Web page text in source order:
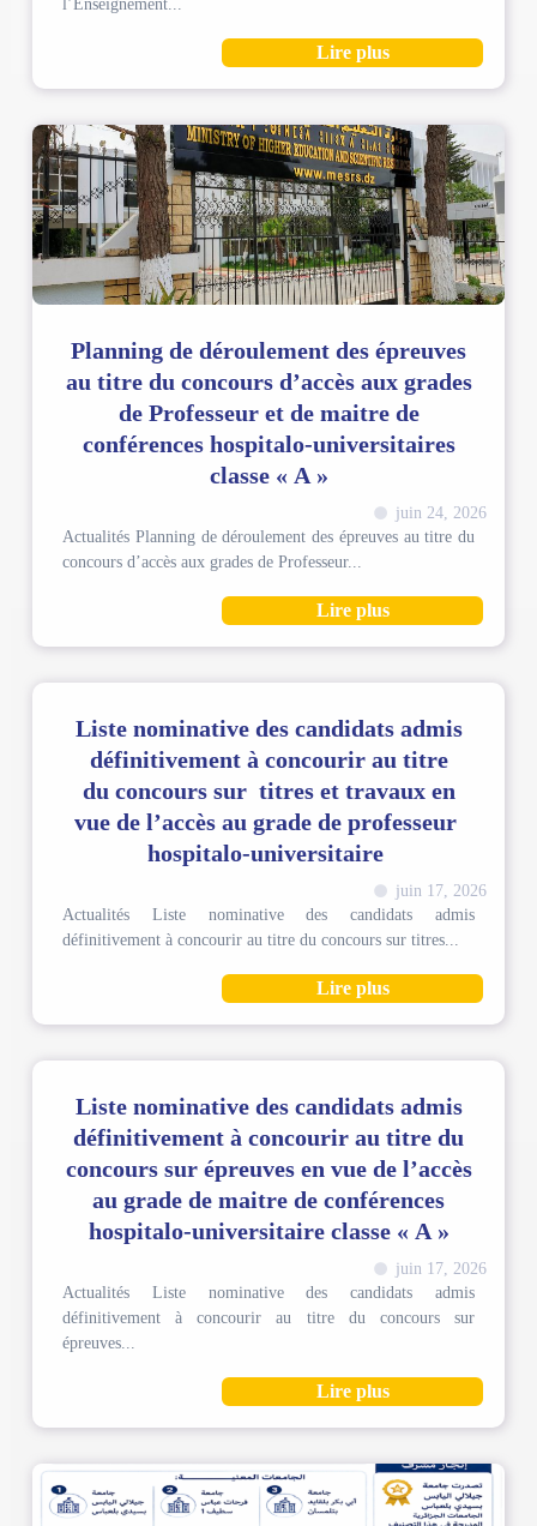
l’Enseignement...
Lire plus
Planning de déroulement des épreuves
au titre du concours d’accès aux grades
de Professeur et de maitre de
conférences hospitalo-universitaires
classe « A »
juin 24, 2026
Actualités Planning de déroulement des épreuves au titre du
concours d’accès aux grades de Professeur...
Lire plus
Liste nominative des candidats admis
définitivement à concourir au titre
du concours sur titres et travaux en
vue de l’accès au grade de professeur
hospitalo-universitaire
juin 17, 2026
Actualités Liste nominative des candidats admis
définitivement à concourir au titre du concours sur titres...
Lire plus
Liste nominative des candidats admis
définitivement à concourir au titre du
concours sur épreuves en vue de l’accès
au grade de maitre de conférences
hospitalo-universitaire classe « A »
juin 17, 2026
Actualités Liste nominative des candidats admis
définitivement à concourir au titre du concours sur
épreuves...
Lire plus